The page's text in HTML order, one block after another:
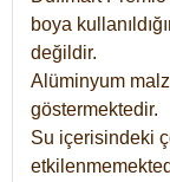
boya
değildir.
Alüminyum
göstermektedir.
Su içerisindeki